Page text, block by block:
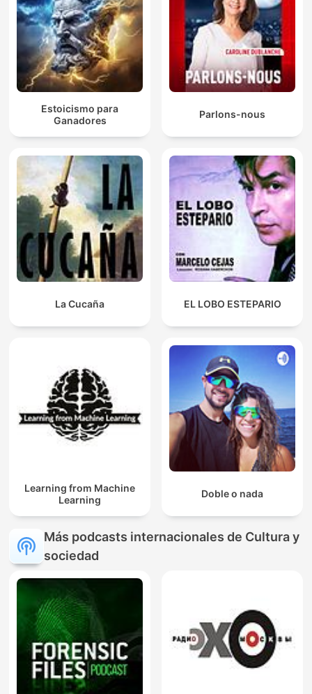
Estoicismo para
Ganadores
Parlons-nous
La Cucaña EL LOBO ESTEPARIO
Learning from Machine
Learning
Doble o nada
Más podcasts internacionales de Cultura y
sociedad